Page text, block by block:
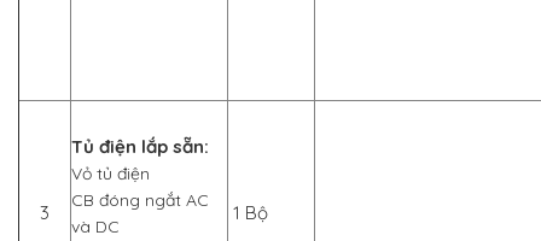
3
Tủ điện lắp sẵn:
Vỏ tủ điện
CB đóng ngắt AC
và DC
1 Bộ